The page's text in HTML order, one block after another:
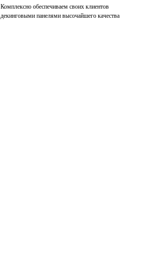
Комплексно обеспечиваем своих клиентов
декинговыми панелями высочайшего качества